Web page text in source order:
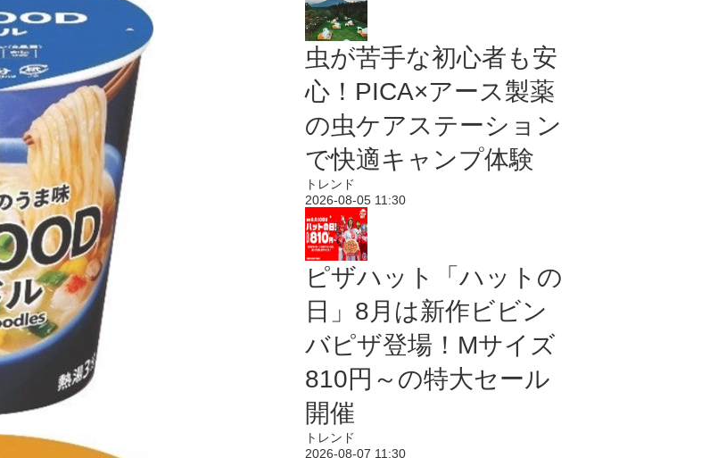
虫が苦手な初心者も安
心！PICA×アース製薬
の虫ケアステーション
で快適キャンプ体験
トレンド
2026-08-05 11:30
ピザハット「ハットの
日」8月は新作ビビン
バピザ登場！Mサイズ
810円～の特大セール
開催
トレンド
2026-08-07 11:30